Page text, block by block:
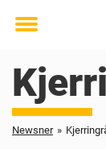
Toggle
Newsner »